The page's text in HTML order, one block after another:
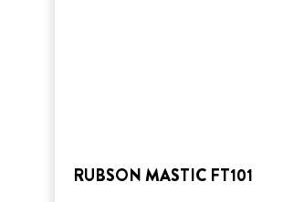
RUBSON MASTIC FT101